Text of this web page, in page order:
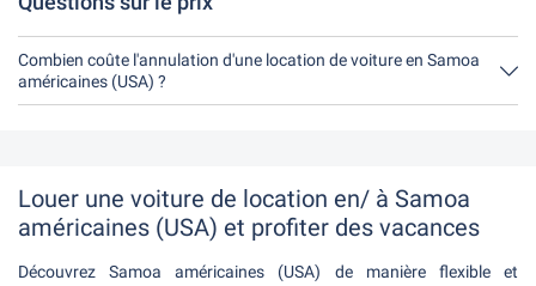
Louer une voiture de location en/ à Samoa
américaines (USA) et profiter des vacances
Découvrez Samoa américaines (USA) de manière flexible et
Combien coûte l'annulation d'une location de voiture en Samoa
américaines (USA) ?
Jusqu'à 24 heures avant la location, l'annulation pendant les